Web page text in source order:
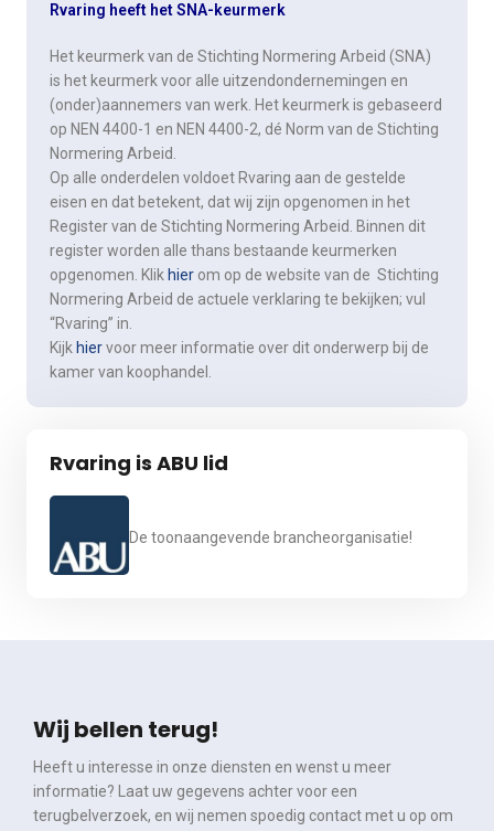
Rvaring heeft het SNA-keurmerk
Het keurmerk van de Stichting Normering Arbeid (SNA)
is het keurmerk voor alle uitzendondernemingen en
(onder)aannemers van werk. Het keurmerk is gebaseerd
op NEN 4400-1 en NEN 4400-2, dé Norm van de Stichting
Normering Arbeid.
Op alle onderdelen voldoet Rvaring aan de gestelde
eisen en dat betekent, dat wij zijn opgenomen in het
Register van de Stichting Normering Arbeid. Binnen dit
register worden alle thans bestaande keurmerken
opgenomen. Klik hier om op de website van de Stichting
Normering Arbeid de actuele verklaring te bekijken; vul
“Rvaring” in.
Kijk hiervoor meer informatie over dit onderwerp bij de
kamer van koophandel.
Rvaring is ABU lid
De toonaangevende brancheorganisatie!
Wij bellen terug!
Heeft u interesse in onze diensten en wenst u meer
informatie? Laat uw gegevens achter voor een
terugbelverzoek, en wij nemen spoedig contact met u op om